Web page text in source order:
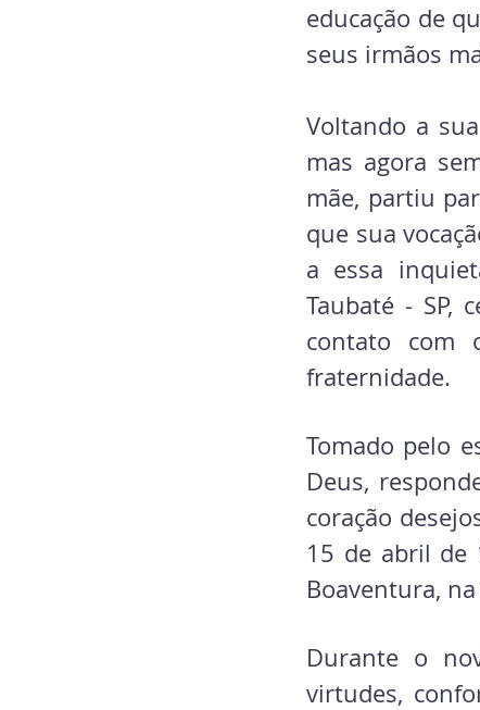
educação de
seus irmãos
Voltando a
mas agora
mãe, partiu
que sua
a essa
Taubaté - SP,
contato com
fraternidade.
Tomado pelo
Deus,
coração
15 de abril de
Boaventura,
Durante o
virtudes,